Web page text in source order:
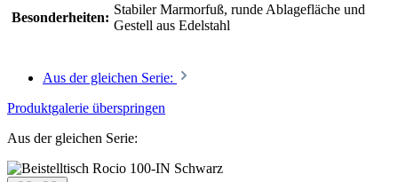
Besonderheiten:
Stabiler Marmorfuß, runde Ablagefläche und
Gestell aus Edelstahl
Aus der gleichen Serie:
Produktgalerie überspringen
Aus der gleichen Serie: